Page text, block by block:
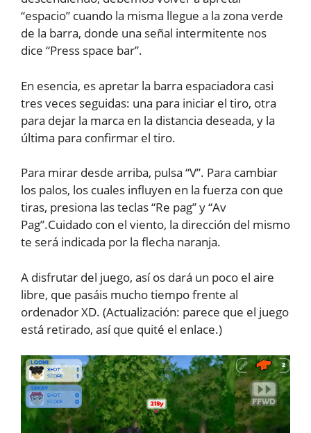
“espacio” cuando la misma llegue a la zona verde
de la barra, donde una señal intermitente nos
dice “Press space bar”.
En esencia, es apretar la barra espaciadora casi
tres veces seguidas: una para iniciar el tiro, otra
para dejar la marca en la distancia deseada, y la
última para confirmar el tiro.
Para mirar desde arriba, pulsa “V”. Para cambiar
los palos, los cuales influyen en la fuerza con que
tiras, presiona las teclas “Re pag” y “Av
Pag”.Cuidado con el viento, la dirección del mismo
te será indicada por la flecha naranja.
A disfrutar del juego, así os dará un poco el aire
libre, que pasáis mucho tiempo frente al
ordenador XD. (Actualización: parece que el juego
está retirado, así que quité el enlace.)